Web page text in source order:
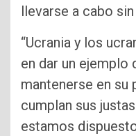
llevarse a cabo
“Ucrania y los
en dar un ejemplo
mantenerse en su
cumplan sus
estamos